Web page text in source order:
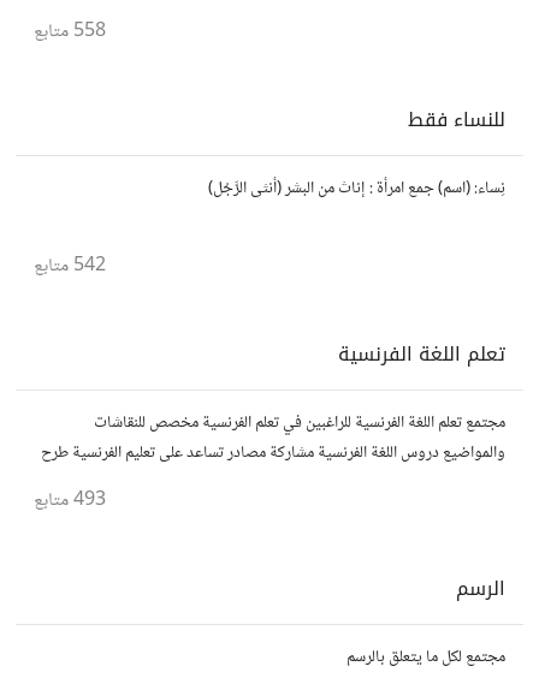
558متابع
للنساء فقط
نِساء: (اسم) جمع امرأة : إناث من البشر (أنثى الرَّجُل)
542متابع
تعلم اللغة الفرنسية
مجتمع تعلم اللغة الفرنسية للراغبين في تعلم الفرنسية مخصص للنقاشات
والمواضيع دروس اللغة الفرنسية مشاركة مصادر تساعد على تعليم الفرنسية طرح
493متابع
الرسم
مجتمع لكل ما يتعلق بالرسم